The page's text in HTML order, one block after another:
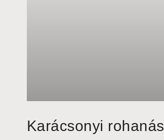
Karácsonyi rohanás